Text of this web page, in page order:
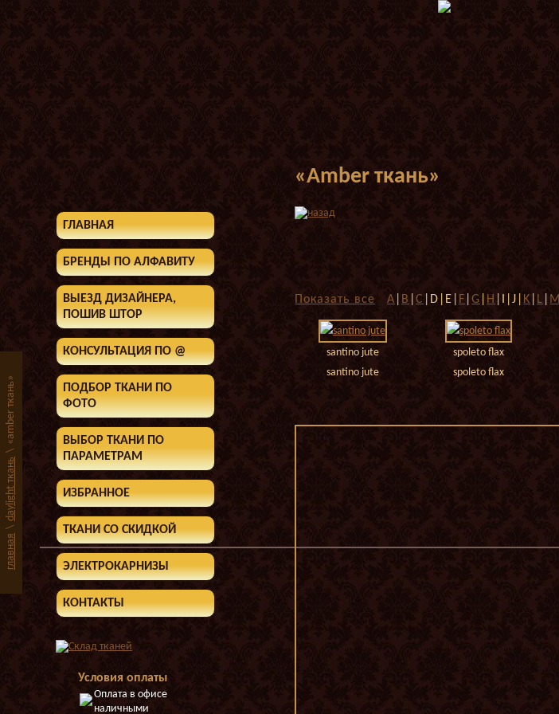
главная
\
daylight ткань
\
«amber ткань»
ГЛАВНАЯ
БРЕНДЫ ПО АЛФАВИТУ
ВЫЕЗД ДИЗАЙНЕРА,
ПОШИВ ШТОР
КОНСУЛЬТАЦИЯ ПО @
ПОДБОР ТКАНИ ПО
ФОТО
ВЫБОР ТКАНИ ПО
ПАРАМЕТРАМ
ИЗБРАННОЕ
ТКАНИ СО СКИДКОЙ
ЭЛЕКТРОКАРНИЗЫ
КОНТАКТЫ
Условия оплаты
Оплата в офисе
наличными
«Amber ткань»
Показать все A B |C |D|E| F |G H |I|J| K L M
santino jute
santino jute
spoleto flax
spoleto flax